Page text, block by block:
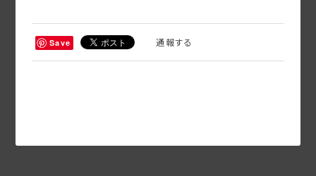
Save 通報する